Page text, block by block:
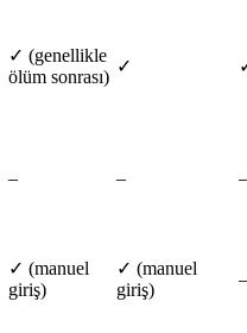
✓ (genellikle
ölüm sonrası)
✓
– – –
✓ (manuel
giriş)
✓ (manuel
giriş)
–